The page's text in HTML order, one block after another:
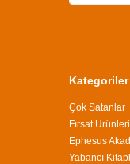
Kategoriler
Çok Satanlar
Fırsat Ürünleri
Ephesus
Yabancı